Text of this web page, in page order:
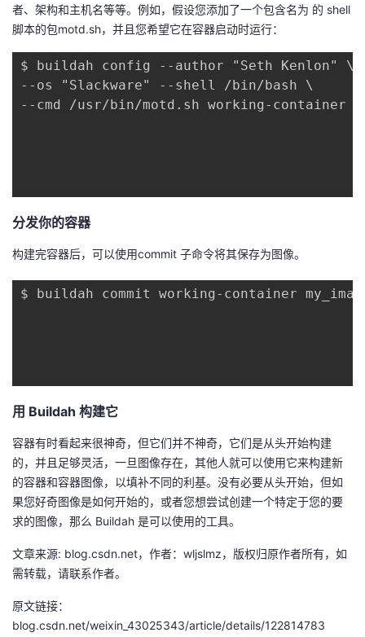
者、架构和主机名等等。例如，假设您添加了一个包含名为 的 shell
脚本的包motd.sh，并且您希望它在容器启动时运行：
$ buildah config --author "Seth Kenlon" \
--os "Slackware" --shell /bin/bash \
--cmd /usr/bin/motd.sh working-container
分发你的容器
构建完容器后，可以使用commit 子命令将其保存为图像。
$ buildah commit working-container
用 Buildah 构建它
容器有时看起来很神奇，但它们并不神奇，它们是从头开始构建
的，并且足够灵活，一旦图像存在，其他人就可以使用它来构建新
的容器和容器图像，以填补不同的利基。没有必要从头开始，但如
果您好奇图像是如何开始的，或者您想尝试创建一个特定于您的要
求的图像，那么 Buildah 是可以使用的工具。
文章来源: blog.csdn.net，作者：wljslmz，版权归原作者所有，如
需转载，请联系作者。
原文链接：
blog.csdn.net/weixin_43025343/article/details/122814783